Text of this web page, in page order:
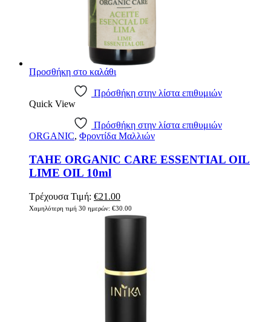
Προσθήκη στο καλάθι
Πρόσθήκη στην λίστα επιθυμιών
Quick View
Πρόσθήκη στην λίστα επιθυμιών
ORGANIC, Φροντίδα Μαλλιών
TAHE ORGANIC CARE ESSENTIAL OIL
LIME OIL 10ml
Τρέχουσα Τιμή: Original
price
was:
€21.00Η
τρέχουσα
τιμή
Χαμηλότερη τιμή 30 ημερών: €30.00